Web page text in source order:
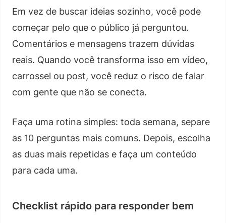
Em vez de buscar ideias sozinho, você pode
começar pelo que o público já perguntou.
Comentários e mensagens trazem dúvidas
reais. Quando você transforma isso em vídeo,
carrossel ou post, você reduz o risco de falar
com gente que não se conecta.
Faça uma rotina simples: toda semana, separe
as 10 perguntas mais comuns. Depois, escolha
as duas mais repetidas e faça um conteúdo
para cada uma.
Checklist rápido para responder bem